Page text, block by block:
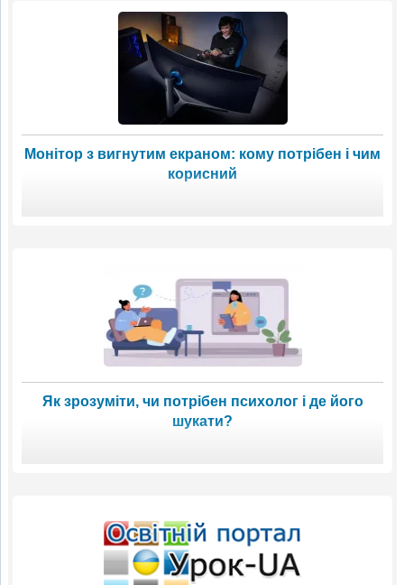
Монітор з вигнутим екраном: кому потрібен і чим
корисний
Як зрозуміти, чи потрібен психолог і де його
шукати?